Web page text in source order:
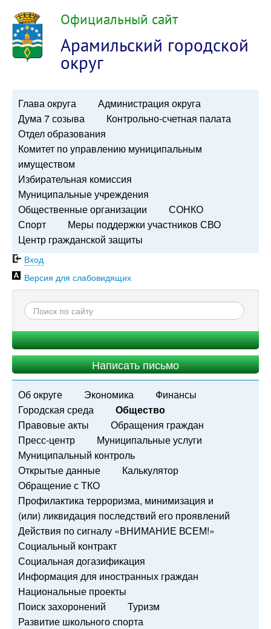
Официальный сайт
Арамильский городской
округ
Глава округа
Администрация округа
Дума 7 созыва
Контрольно-счетная палата
Отдел образования
Комитет по управлению муниципальным
имуществом
Избирательная комиссия
Муниципальные учреждения
Общественные организации
СОНКО
Спорт
Меры поддержки участников СВО
Центр гражданской защиты
Вход
Версия для слабовидящих
Написать письмо
Об округе Экономика
Финансы
Городская среда
Общество
Правовые акты
Обращения граждан
Пресс-центр
Муниципальные услуги
Муниципальный контроль
Открытые данные
Калькулятор
Обращение с ТКО
Профилактика терроризма, минимизация и
(или) ликвидация последствий его проявлений
Действия по сигналу «ВНИМАНИЕ ВСЕМ!»
Социальный контракт
Социальная догазификация
Информация для иностранных граждан
Национальные проекты
Поиск захоронений
Туризм
Развитие школьного спорта